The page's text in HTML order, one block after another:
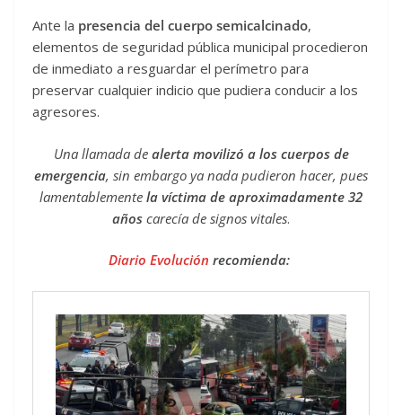
Ante la presencia del cuerpo semicalcinado,
elementos de seguridad pública municipal procedieron
de inmediato a resguardar el perímetro para
preservar cualquier indicio que pudiera conducir a los
agresores.
Una llamada de alerta movilizó a los cuerpos de
emergencia, sin embargo ya nada pudieron hacer, pues
lamentablemente la víctima de aproximadamente 32
años carecía de signos vitales.
Diario Evolución recomienda: